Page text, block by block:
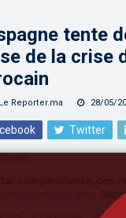
tente
de la crise
Reporter.ma 28/05/
Twitter